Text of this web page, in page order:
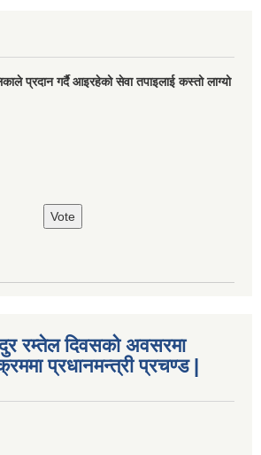
प्रदान गर्दै आइरहेको सेवा तपाइलाई कस्तो लाग्यो
रम्तेल दिवसको अवसरमा
प्रधानमन्त्री प्रचण्ड |